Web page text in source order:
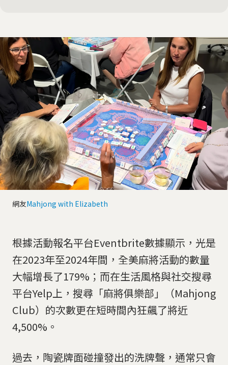
網友Mahjong with Elizabeth
根據活動報名平台Eventbrite數據顯示，光是
在2023年至2024年間，全美麻將活動的數量
大幅增長了179%；而在生活風格與社交搜尋
平台Yelp上，搜尋「麻將俱樂部」（Mahjong
Club）的次數更在短時間內狂飆了將近
4,500%。
過去，陶瓷牌面碰撞發出的洗牌聲，通常只會